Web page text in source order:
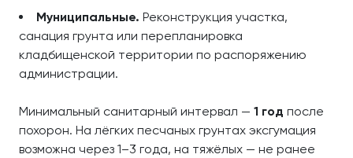
Муниципальные. Реконструкция участка,
санация грунта или перепланировка
кладбищенской территории по распоряжению
администрации.
Минимальный санитарный интервал — 1 год после
похорон. На лёгких песчаных грунтах эксгумация
возможна через 1–3 года, на тяжёлых — не ранее